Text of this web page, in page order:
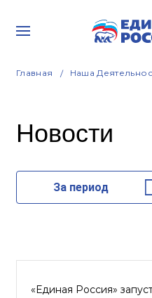
Главная Наша
Новости
За период
«Единая Россия»